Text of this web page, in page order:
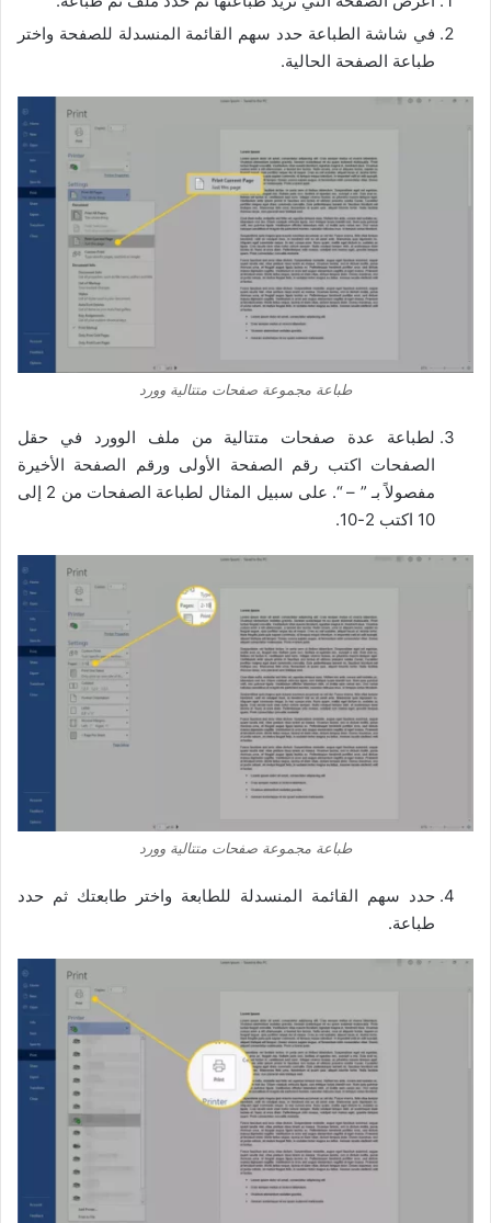
في شاشة الطباعة حدد سهم القائمة المنسدلة للصفحة واختر
طباعة الصفحة الحالية.
طباعة مجموعة صفحات متتالية وورد
لطباعة عدة صفحات متتالية من ملف الوورد في حقل
الصفحات اكتب رقم الصفحة الأولى ورقم الصفحة الأخيرة
مفصولاً بـ ” – “. على سبيل المثال لطباعة الصفحات من 2 إلى
10 اكتب 2-10.
طباعة مجموعة صفحات متتالية وورد
حدد سهم القائمة المنسدلة للطابعة واختر طابعتك ثم حدد
طباعة.